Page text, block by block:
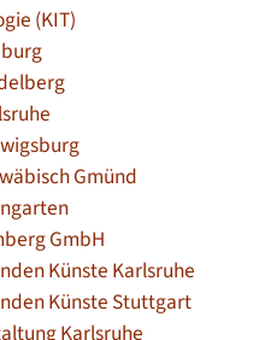
(KIT)
Gmünd
GmbH
Künste Karlsruhe
Künste Stuttgart
Karlsruhe